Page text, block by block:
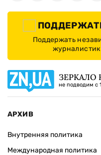
Поддержать
ЗЕРКАЛО
не подводим с
АРХИВ
Внутренняя политика
Международная политика